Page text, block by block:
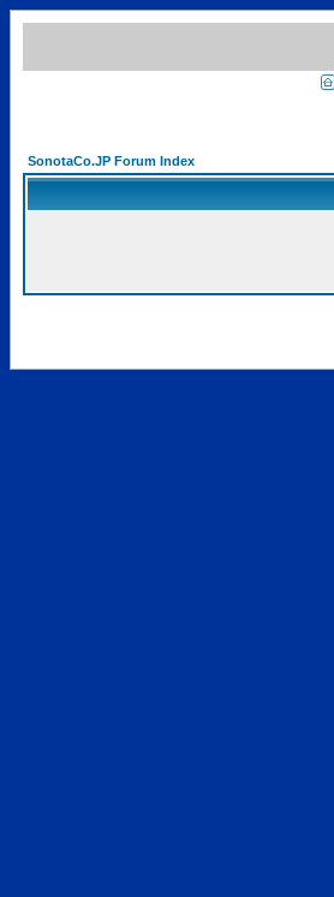
SonotaCo.JP Forum Index